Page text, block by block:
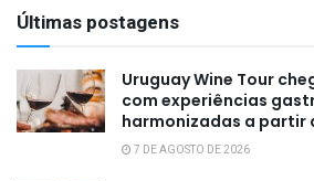
Últimas postagens
Uruguay Wine Tour
com experiências
harmonizadas a partir
7 DE AGOSTO DE 2026